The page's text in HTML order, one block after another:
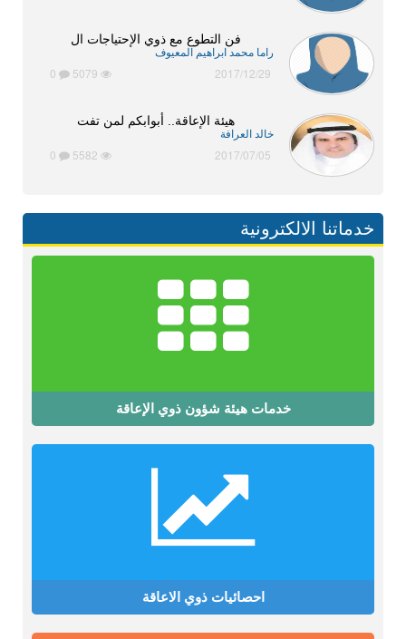
فن التطوع مع ذوي الإحتياجات ال
راما محمد ابراهيم المعيوف
2017/12/29
هيئة الإعاقة.. أبوابكم لمن تفت
خالد العرافة
2017/07/05
خدماتنا الالكترونية
خدمات هيئة شؤون ذوي الإعاقة
احصائيات ذوي الاعاقة